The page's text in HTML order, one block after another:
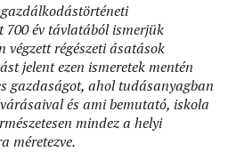
év távlatából ismerjük
végzett régészeti ásatások
jelent ezen ismeretek mentén
gazdaságot, ahol tudásanyagban
és ami bemutató, iskola
mindez a helyi
méretezve.